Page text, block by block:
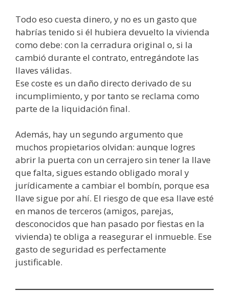
Todo eso cuesta dinero, y no es un gasto que
habrías tenido si él hubiera devuelto la vivienda
como debe: con la cerradura original o, si la
cambió durante el contrato, entregándote las
llaves válidas.
Ese coste es un daño directo derivado de su
incumplimiento, y por tanto se reclama como
parte de la liquidación final.
Además, hay un segundo argumento que
muchos propietarios olvidan: aunque logres
abrir la puerta con un cerrajero sin tener la llave
que falta, sigues estando obligado moral y
jurídicamente a cambiar el bombín, porque esa
llave sigue por ahí. El riesgo de que esa llave esté
en manos de terceros (amigos, parejas,
desconocidos que han pasado por fiestas en la
vivienda) te obliga a reasegurar el inmueble. Ese
gasto de seguridad es perfectamente
justificable.